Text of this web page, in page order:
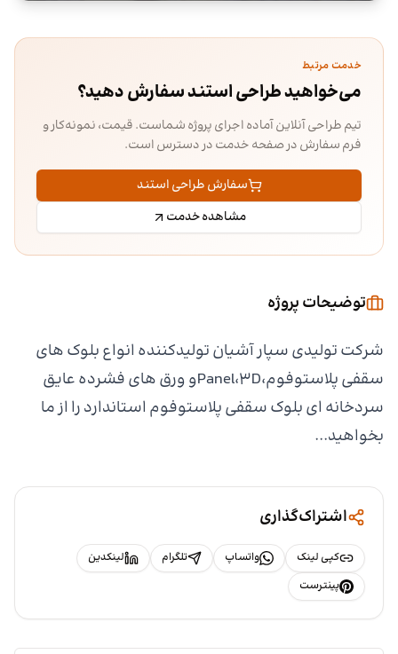
خدمت مرتبط
می‌خواهید طراحی استند سفارش دهید؟
تیم طراحی آنلاین آماده اجرای پروژه شماست. قیمت، نمونه‌کار و
فرم سفارش در صفحه خدمت در دسترس است.
سفارش طراحی استند
مشاهده خدمت
توضیحات پروژه
شرکت تولیدی سپار آشیان تولیدکننده انواع بلوک های
سقفی پلاستوفوم،Panel،۳Dو ورق های فشرده عایق
سردخانه ای بلوک سقفی پلاستوفوم استاندارد را از ما
بخواهید...
اشتراک‌گذاری
کپی لینک واتساپ تلگرام
لینکدین
پینترست